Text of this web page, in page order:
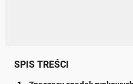
SPIS TREŚCI